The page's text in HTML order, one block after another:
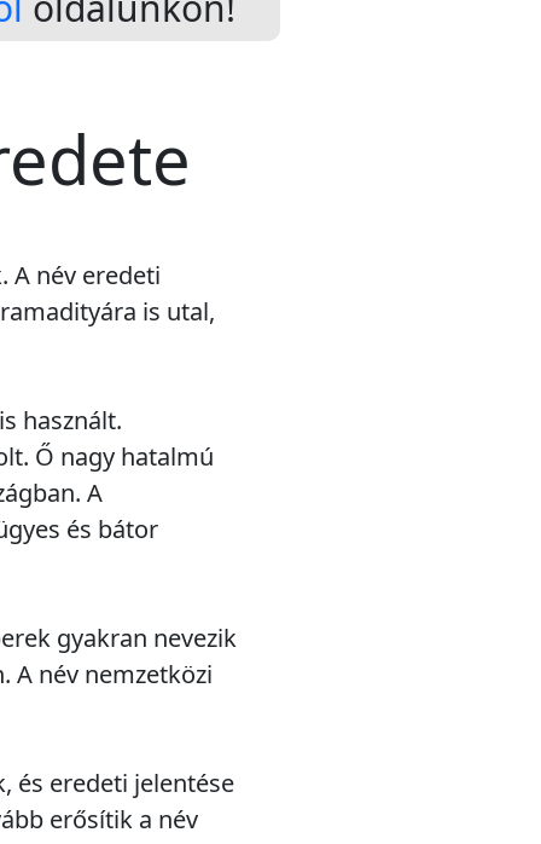
A név eredeti
is utal,
használt.
Ő nagy hatalmú
A
és bátor
gyakran nevezik
A név nemzetközi
és eredeti jelentése
erősítik a név